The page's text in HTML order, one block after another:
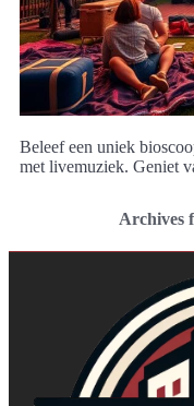
Beleef een uniek
met livemuziek. Geniet
Archives